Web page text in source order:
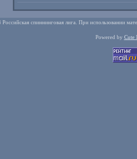
спиннинговая лига. При использовании
Powered by Cute